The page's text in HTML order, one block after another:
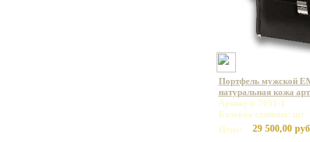
Портфель мужской
натуральная кожа
Артикул: 7051-1
Базовая единица: шт
Цена:
29 500,00